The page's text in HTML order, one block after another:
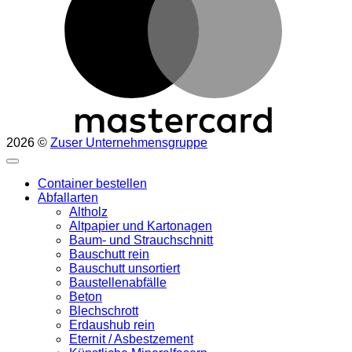
2026 © Zuser Unternehmensgruppe
Container bestellen
Abfallarten
Altholz
Altpapier und Kartonagen
Baum- und Strauchschnitt
Bauschutt rein
Bauschutt unsortiert
Baustellenabfälle
Beton
Blechschrott
Erdaushub rein
Eternit / Asbestzement